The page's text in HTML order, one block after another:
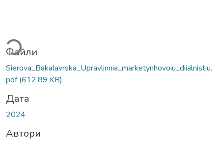
Вантажиться...
Файли
Sierova_Bakalavrska_Upravlinnia_marketynhovoiu_diialnistiu.
pdf(612,89 KB)
Дата
2024
Автори